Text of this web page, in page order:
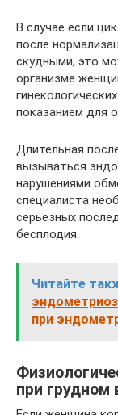
В случае если
после
скудными, это
организме
показанием для
Длительная
вызываться
нарушениями
специалиста
серьезных
бесплодия.
Читайте
при
при грудном